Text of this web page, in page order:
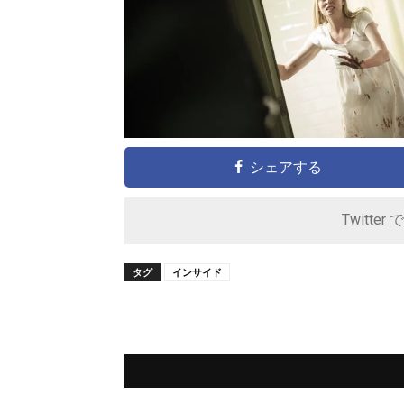
シェアする
Twitter
タグ インサイド